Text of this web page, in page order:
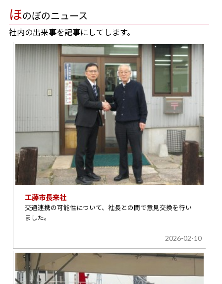
ほのぼのニュース
社内の出来事を記事にしてします。
工藤市長来社
交通連携の可能性について、社長との間で意見交換を行い
ました。
2026-02-10